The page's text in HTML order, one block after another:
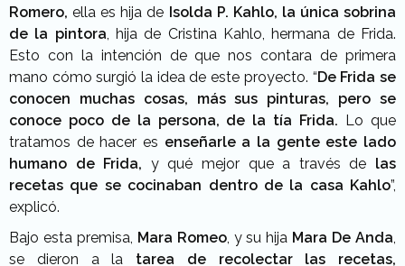
Romero, ella es hija de Isolda P. Kahlo, la única sobrina
de la pintora , hija de Cristina Kahlo, hermana de Frida.
Esto con la intención de que nos contara de primera
mano cómo surgió la idea de este proyecto. “De Frida se
conocen muchas cosas, más sus pinturas, pero se
conoce poco de la persona, de la tía Frida. Lo que
tratamos de hacer es enseñarle a la gente este lado
humano de Frida, y qué mejor que a través de las
recetas que se cocinaban dentro de la casa Kahlo”,
explicó.
Bajo esta premisa, Mara Romeo, y su hija Mara De Anda
se dieron a la tarea de recolectar las recetas,